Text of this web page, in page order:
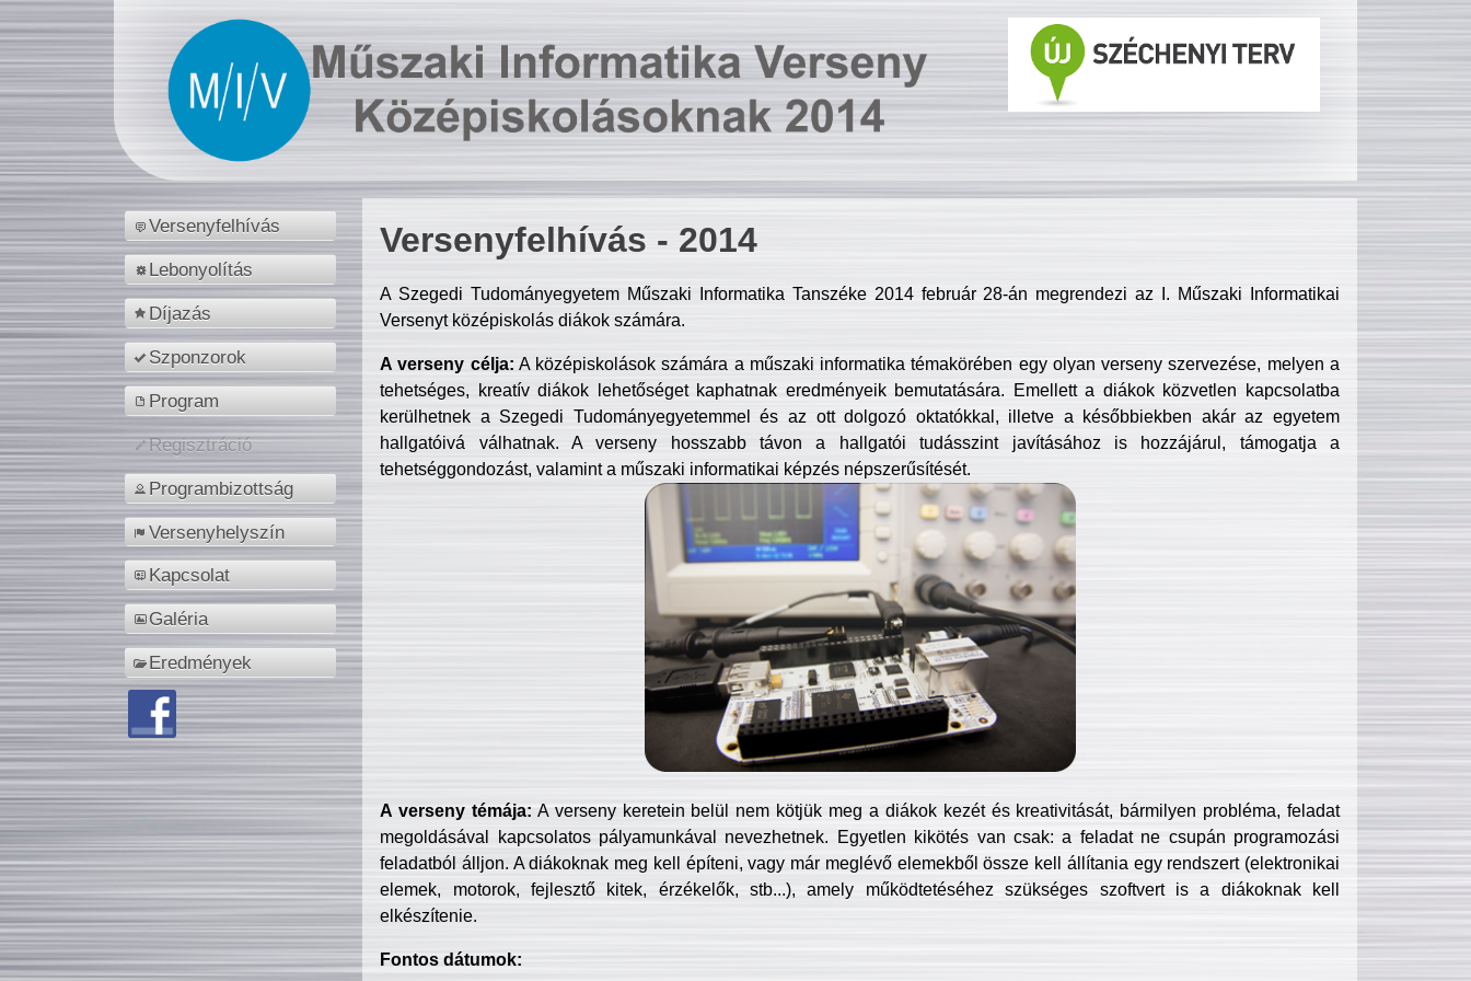
Versenyfelhívás
Lebonyolítás
Díjazás
Szponzorok
Program
Regisztráció
Programbizottság
Versenyhelyszín
Kapcsolat
Galéria
Eredmények
Versenyfelhívás - 2014
A Szegedi Tudományegyetem Műszaki Informatika Tanszéke 2014 február 28-án megrendezi az I. Műszaki Informatikai
Versenyt középiskolás diákok számára.
A verseny célja: A középiskolások számára a műszaki informatika témakörében egy olyan verseny szervezése, melyen a
tehetséges, kreatív diákok lehetőséget kaphatnak eredményeik bemutatására. Emellett a diákok közvetlen kapcsolatba
kerülhetnek a Szegedi Tudományegyetemmel és az ott dolgozó oktatókkal, illetve a későbbiekben akár az egyetem
hallgatóivá válhatnak. A verseny hosszabb távon a hallgatói tudásszint javításához is hozzájárul, támogatja a
tehetséggondozást, valamint a műszaki informatikai képzés népszerűsítését.
A verseny témája: A verseny keretein belül nem kötjük meg a diákok kezét és kreativitását, bármilyen probléma, feladat
megoldásával kapcsolatos pályamunkával nevezhetnek. Egyetlen kikötés van csak: a feladat ne csupán programozási
feladatból álljon. A diákoknak meg kell építeni, vagy már meglévő elemekből össze kell állítania egy rendszert (elektronikai
elemek, motorok, fejlesztő kitek, érzékelők, stb...), amely működtetéséhez szükséges szoftvert is a diákoknak kell
elkészítenie.
Fontos dátumok: